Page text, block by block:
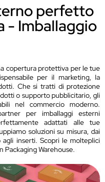
perfetto
- Imballaggio
copertura protettiva per le tue
per il marketing, la
Che si tratti di protezione
o supporto pubblicitario, gli
nel commercio moderno.
per imballaggi esterni
adattati alle tue
soluzioni su misura, dai
inserti. Scopri le molteplici
Packaging Warehouse.